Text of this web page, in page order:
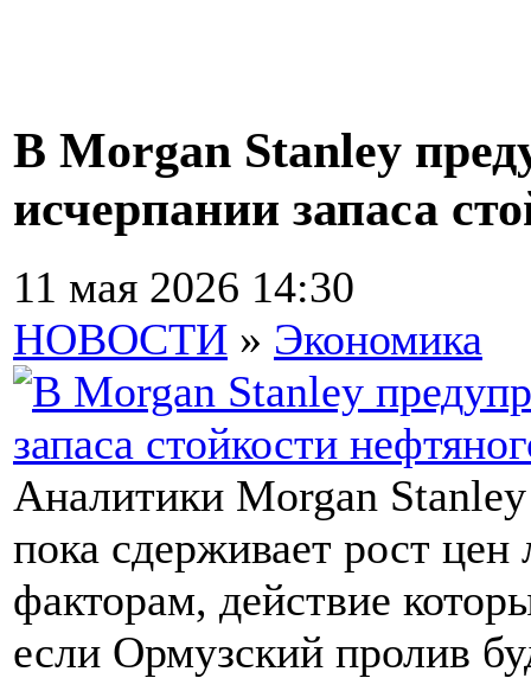
В Morgan Stanley
исчерпании запаса
11 мая 2026 14:30
НОВОСТИ » Экономика
Аналитики Morgan
пока сдерживает рост
факторам, действие
если Ормузский пролив